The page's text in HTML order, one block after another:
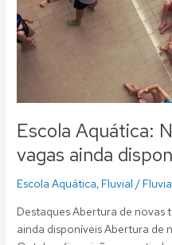
Escola Aquática:
vagas ainda
Escola Aquática, Fluvial /
Destaques Abertura de novas
ainda disponíveis Abertura de